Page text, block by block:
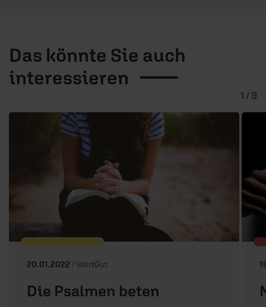
Das könnte Sie auch
interessieren
20.01.2022 / WortGut
Die Psalmen beten
1 / 9